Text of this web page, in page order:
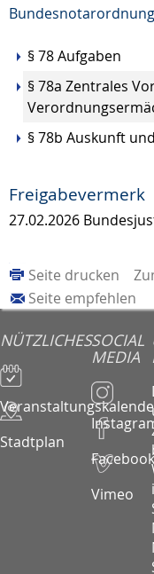
§ 78 Aufgaben
§ 78a Zentrales
§ 78b Auskunft
Freigabevermerk
27.02.2026
Seite drucken
Seite empfehlen
NÜTZLICHES
Stadtplan
SOCIAL
MEDIA
Facebook
Vimeo